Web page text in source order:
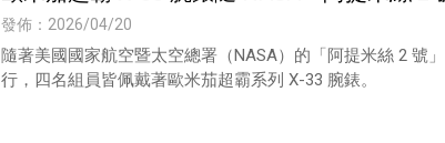
發佈：2026/04/20
隨著美國國家航空暨太空總署（NASA）的「阿提米絲 2 號
行，四名組員皆佩戴著歐米茄超霸系列 X-33 腕錶。